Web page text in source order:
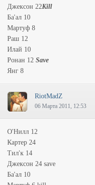
Джексон 22Kill
Ба'ал 10
Мартуф 8
Раш 12
Илай 10
Ронан 12 Save
Янг 8
RiotMadZ
06 Марта 2011, 12:53
О'Нилл 12
Картер 24
Тил'к 14
Джексон 24 save
Ба'ал 10